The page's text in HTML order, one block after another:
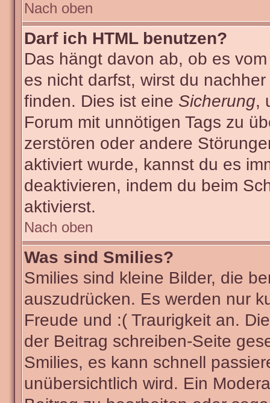
Nach oben
Darf ich HTML benutzen?
Das hängt davon ab, ob es
es nicht darfst, wirst du
finden. Dies ist eine Sicherung,
Forum mit unnötigen Tags zu
zerstören oder andere
aktiviert wurde, kannst du es
deaktivieren, indem du beim
aktivierst.
Nach oben
Was sind Smilies?
Smilies sind kleine Bilder, die
auszudrücken. Es werden nur
Freude und :( Traurigkeit an.
der Beitrag schreiben-Seite
Smilies, es kann schnell
unübersichtlich wird. Ein